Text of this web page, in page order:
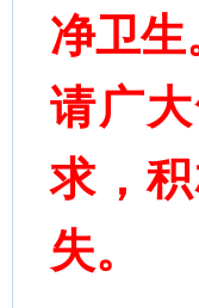
净卫生
请广
求，
失。